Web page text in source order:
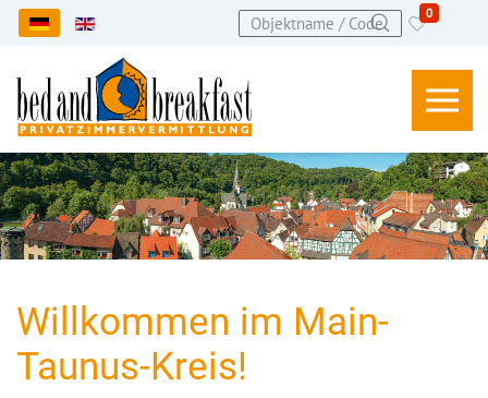
Sprache auswählen 0
Willkommen im Main-
Taunus-Kreis!